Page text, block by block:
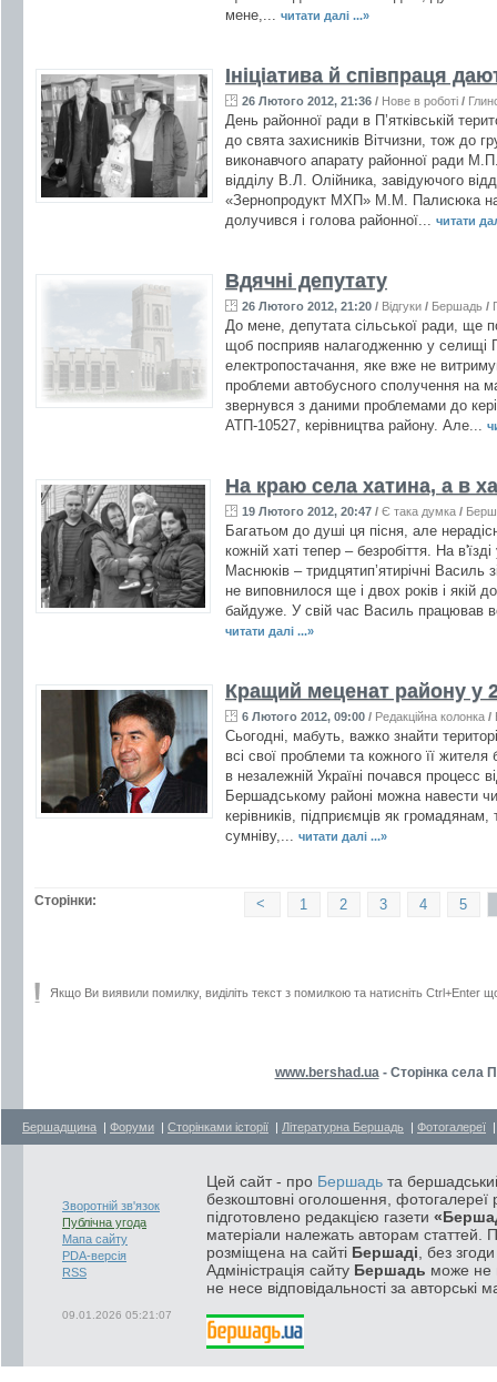
мене,... читати далі ...»
Ініціатива й співпраця
26 Лютого 2012, 21:36 / Нове в роботі /
День районної ради в П’ятківській
до свята захисників Вітчизни, тож до
виконавчого апарату районної ради
відділу В.Л. Олійника, завідуючого
«Зернопродукт МХП» М.М. Палисюка
долучився і голова районної... читати
Вдячні депутату
26 Лютого 2012, 21:20 / Відгуки / Бершадь /
До мене, депутата сільської ради, ще
щоб посприяв налагодженню у селищі
електропостачання, яке вже не
проблеми автобусного сполучення на
звернувся з даними проблемами до
АТП-10527, керівництва району. Але...
На краю села хатина, а в
19 Лютого 2012, 20:47 / Є така думка /
Багатьом до душі ця пісня, але
кожній хаті тепер – безробіття. На
Маснюків – тридцятип’ятирічні Василь
не виповнилося ще і двох років і якій
байдуже. У свій час Василь працював
читати далі ...»
Кращий меценат району у
6 Лютого 2012, 09:00 / Редакційна колонка /
Сьогодні, мабуть, важко знайти
всі свої проблеми та кожного її
в незалежній Україні почався процесс
Бершадському районі можна навести
керівників, підприємців як
сумніву,... читати далі ...»
Сторінки: 5
4
3
2
1
<
Якщо Ви виявили помилку, виділіть текст з помилкою та натисніть Ctrl+Enter
www.bershad.ua - Сторінка села
Бершадщина | Форуми | Сторінками історії | Літературна Бершадь | Фотогалереї
Зворотній зв'язок
Публічна угода
Мапа сайту
PDA-версія
RSS
09.01.2026 05:21:07
Цей сайт - про Бершадь та
безкоштовні оголошення, фотогалереї
підготовлено редакцією газети
матеріали належать авторам статтей.
розміщена на сайті Бершаді , без
Адміністрація сайту Бершадь може не
не несе відповідальності за авторські